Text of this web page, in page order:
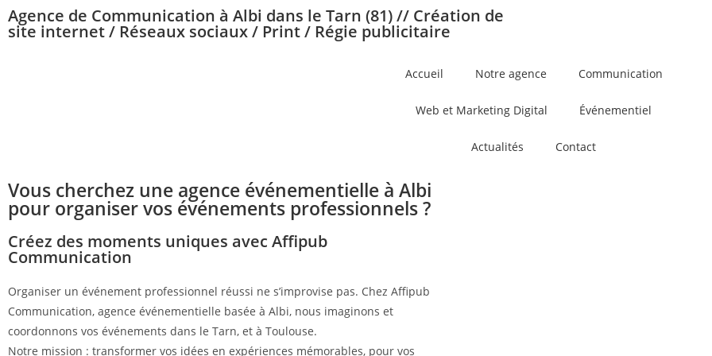
Agence de Communication à Albi dans le Tarn (81) // Création de
site internet / Réseaux sociaux / Print / Régie publicitaire
Accueil Notre agence Communication
Web et Marketing Digital Événementiel
Actualités Contact
Vous cherchez une agence événementielle à Albi
pour organiser vos événements professionnels ?
Créez des moments uniques avec Affipub
Communication
Organiser un événement professionnel réussi ne s’improvise pas. Chez Affipub
Communication, agence événementielle basée à Albi, nous imaginons et
coordonnons vos événements dans le Tarn, et à Toulouse.
Notre mission : transformer vos idées en expériences mémorables, pour vos